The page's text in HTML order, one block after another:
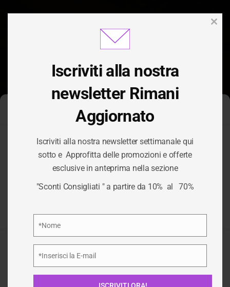
Gestisci Consenso Cookie
Per fornire le migliori esperienze, utilizziamo tecnologie come i
cookie per memorizzare e/o accedere alle informazioni del
dispositivo. Il consenso a queste tecnologie ci permetterà di
elaborare dati come il comportamento di navigazione o ID unici
Accetta
Nega
TAG:
ARREDAMENTO
GIARDINO
HOME/ARREDAMENTO GIARDINO
Iscriviti alla nostra
newsletter Rimani
Aggiornato
Iscriviti alla nostra newsletter settimanale qui
sotto e Approfitta delle promozioni e offerte
esclusive in anteprima nella sezione
"Sconti Consigliati " a partire da 10% al 70%
*Nome
*Inserisci la E-mail